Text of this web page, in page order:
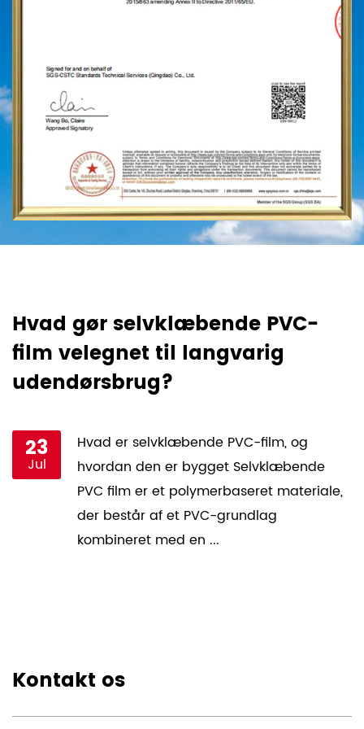
Hvad gør selvklæbende PVC-
film velegnet til langvarig
udendørsbrug?
23
Jul
Hvad er selvklæbende PVC-film, og
hvordan den er bygget Selvklæbende
PVC film er et polymerbaseret materiale,
der består af et PVC-grundlag
kombineret med en ...
Kontakt os